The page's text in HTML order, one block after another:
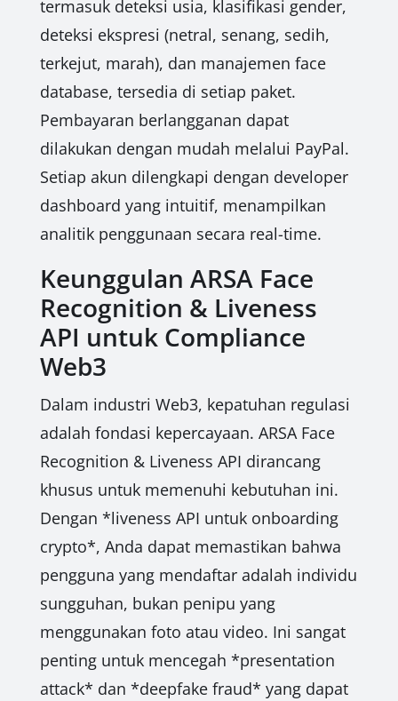
termasuk deteksi usia, klasifikasi gender,
deteksi ekspresi (netral, senang, sedih,
terkejut, marah), dan manajemen face
database, tersedia di setiap paket.
Pembayaran berlangganan dapat
dilakukan dengan mudah melalui PayPal.
Setiap akun dilengkapi dengan developer
dashboard yang intuitif, menampilkan
analitik penggunaan secara real-time.
Keunggulan ARSA Face
Recognition & Liveness
API untuk Compliance
Web3
Dalam industri Web3, kepatuhan regulasi
adalah fondasi kepercayaan. ARSA Face
Recognition & Liveness API dirancang
khusus untuk memenuhi kebutuhan ini.
Dengan *liveness API untuk onboarding
crypto*, Anda dapat memastikan bahwa
pengguna yang mendaftar adalah individu
sungguhan, bukan penipu yang
menggunakan foto atau video. Ini sangat
penting untuk mencegah *presentation
attack* dan *deepfake fraud* yang dapat